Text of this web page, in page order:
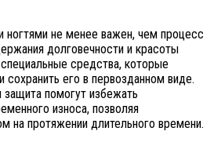
ногтями не менее важен, чем процесс
долговечности и красоты
средства, которые
сохранить его в первозданном виде.
помогут избежать
износа, позволяя
на протяжении длительного времени.